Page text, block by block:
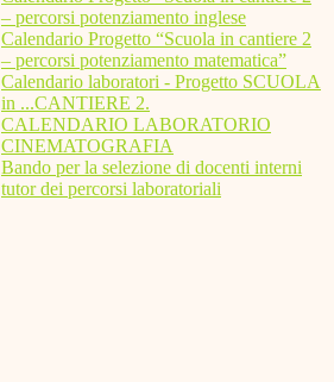
– percorsi potenziamento inglese
Calendario Progetto “Scuola in cantiere 2
– percorsi potenziamento matematica”
Calendario laboratori - Progetto SCUOLA
in ...CANTIERE 2.
CALENDARIO LABORATORIO
CINEMATOGRAFIA
Bando per la selezione di docenti interni
tutor dei percorsi laboratoriali